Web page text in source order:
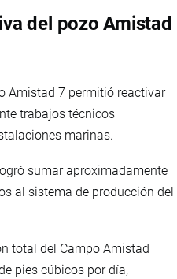
del pozo Amistad
Amistad 7 permitió reactivar
trabajos técnicos
marinas.
sumar aproximadamente
al sistema de producción del
total del Campo Amistad
pies cúbicos por día,